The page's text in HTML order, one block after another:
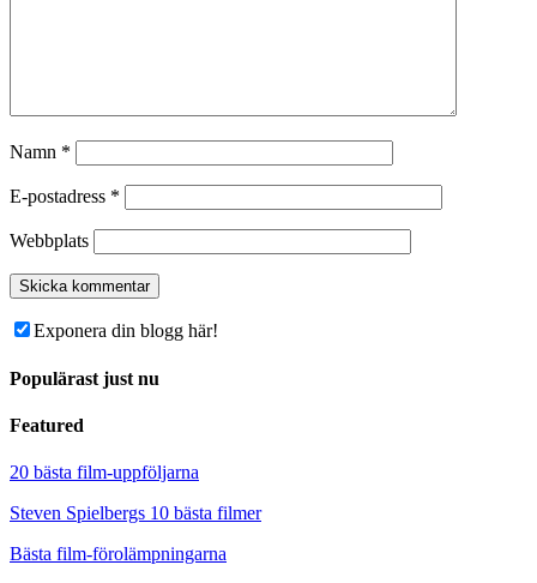
Namn *
E-postadress *
Webbplats
Exponera din blogg här!
Populärast just nu
Featured
20 bästa film-uppföljarna
Steven Spielbergs 10 bästa filmer
Bästa film-förolämpningarna